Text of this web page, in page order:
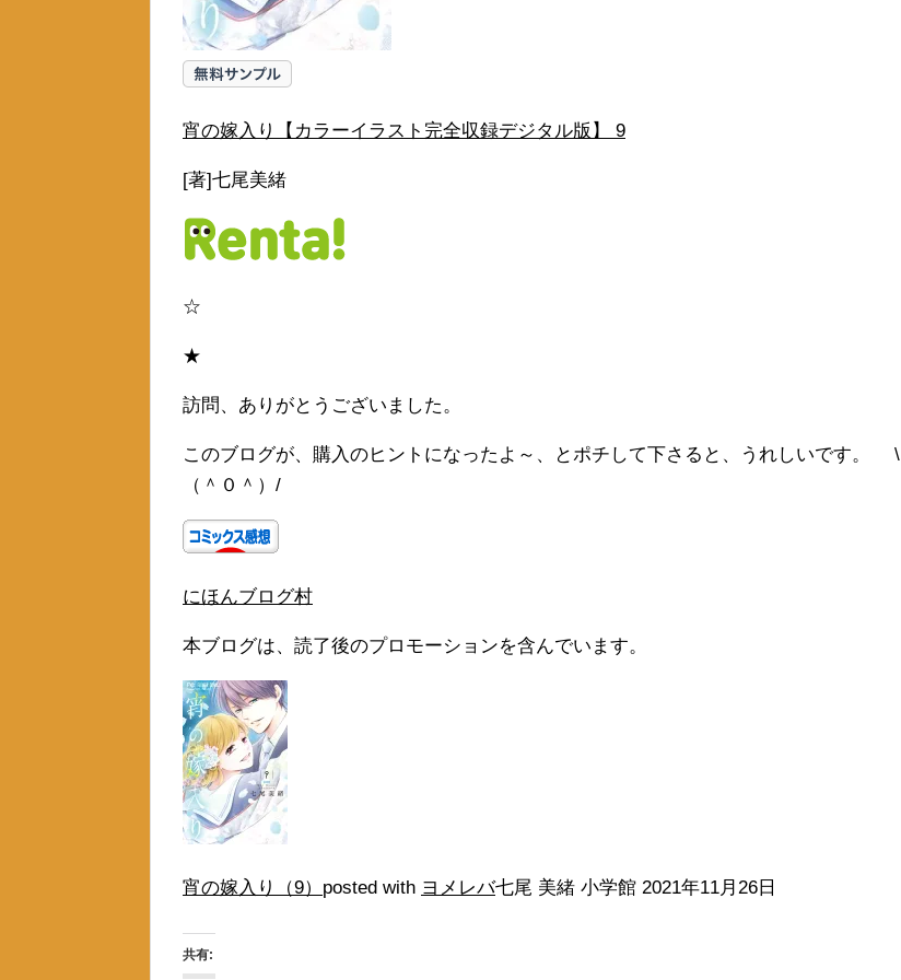
宵の嫁入り【カラーイラスト完全収録デジタル版】 9
[著]七尾美緒
☆
★
訪問、ありがとうございました。
このブログが、購入のヒントになったよ～、とポチして下さると、うれしいです。 \
（＾０＾）/
にほんブログ村
本ブログは、読了後のプロモーションを含んでいます。
宵の嫁入り（9） posted with ヨメレバ七尾 美緒 小学館 2021年11月26日
共有: